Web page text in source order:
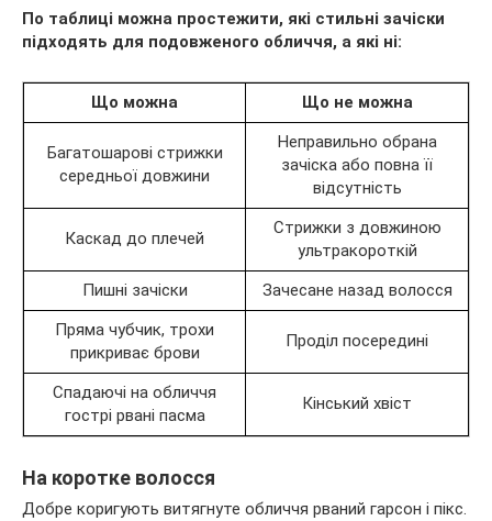
По таблиці можна простежити, які стильні зачіски
підходять для подовженого обличчя, а які ні:
Що можна Що не можна
Багатошарові стрижки
середньої довжини
Неправильно обрана
зачіска або повна її
відсутність
Каскад до плечей
Стрижки з довжиною
ультракороткій
Пишні зачіски
Зачесане назад волосся
Пряма чубчик, трохи
прикриває брови
Проділ посередині
Спадаючі на обличчя
гострі рвані пасма
Кінський хвіст
На коротке волосся
Добре коригують витягнуте обличчя рваний гарсон і пікс.